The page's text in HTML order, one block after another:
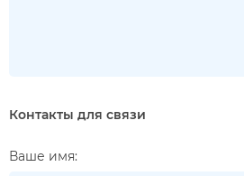
Контакты для связи
Ваше имя: